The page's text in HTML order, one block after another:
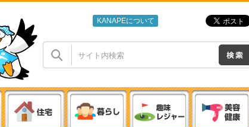
KANAPEについて